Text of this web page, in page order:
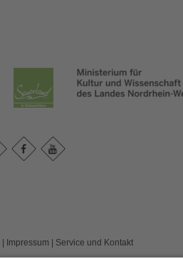
Impressum Service und Kontakt